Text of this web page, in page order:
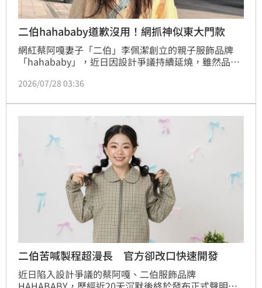
二伯hahababy道歉沒用！網抓神似東大門款
網紅蔡阿嘎妻子「二伯」李佩潔創立的親子服飾品牌
「hahababy」，近日因設計爭議持續延燒，雖然品牌
仍未能平息外界質疑。如今又有網友整理大量商品比對
度雷同，讓「hahababy」、「二伯」、「抄襲」、
「原創設計」等關鍵字再度引爆討論。
2026/07/28 03:36
二伯苦喊製程超漫長 官方卻改口快速開發
近日陷入設計爭議的蔡阿嘎、二伯服飾品牌